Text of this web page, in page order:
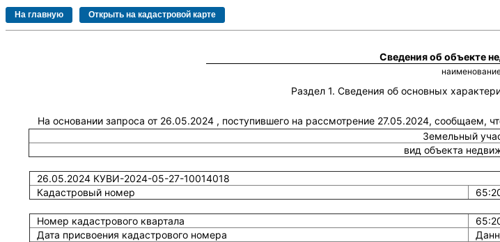
Сведения об объекте
Раздел 1. Сведения об основных
На основании запроса от 26.05.2024 , поступившего на рассмотрение 27.05.2024, сообщаем,
Земельный
вид объекта
26.05.2024 КУВИ-2024-05-27-10014018
Кадастровый номер
Номер кадастрового квартала
Дата присвоения кадастрового номера